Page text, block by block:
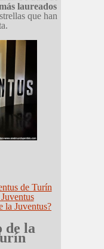
laureados
que han
de Turín
la Juventus?
de la